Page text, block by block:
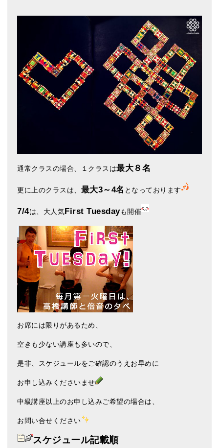
初級講座
中級講座
上級講座
ビギナー講師・養成講座
LINEお友だち登録
お客様の声
ブログ
特商法の表記
通常クラスの場合、１クラスは最大８名
更に上のクラスは、 最大3～4名 となっております
7/4は、大人気First Tuesdayも開催
お席には限りがあるため、
空きも少ない講座も多いので、
是非、スケジュールをご確認のうえお早めに
お申し込みくださいませ
中級講座以上のお申し込みご希望の場合は、
お問い合せください
スケジュール記載順